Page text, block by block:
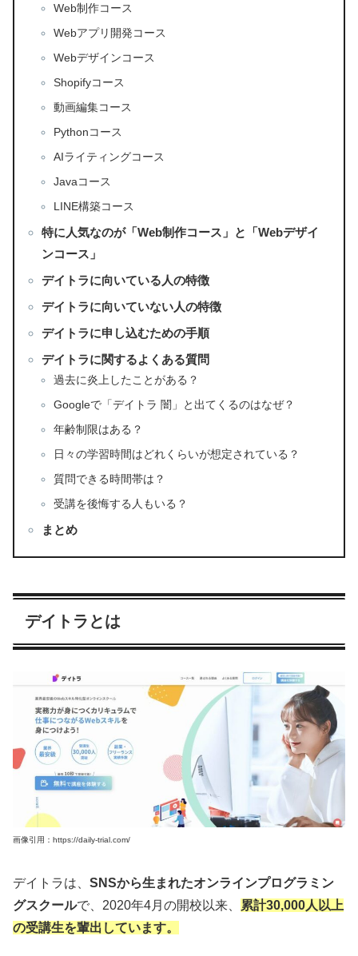
Web制作コース
Webアプリ開発コース
Webデザインコース
Shopifyコース
動画編集コース
Pythonコース
AIライティングコース
Javaコース
LINE構築コース
特に人気なのが「Web制作コース」と「Webデザイ
ンコース」
デイトラに向いている人の特徴
デイトラに向いていない人の特徴
デイトラに申し込むための手順
デイトラに関するよくある質問
過去に炎上したことがある？
Googleで「デイトラ 闇」と出てくるのはなぜ？
年齢制限はある？
日々の学習時間はどれくらいが想定されている？
質問できる時間帯は？
受講を後悔する人もいる？
まとめ
デイトラとは
画像引用：https://daily-trial.com/
デイトラは、 SNSから生まれたオンラインプログラミン
グスクールで、2020年4月の開校以来、
累計30,000人以上
の受講生を輩出しています。